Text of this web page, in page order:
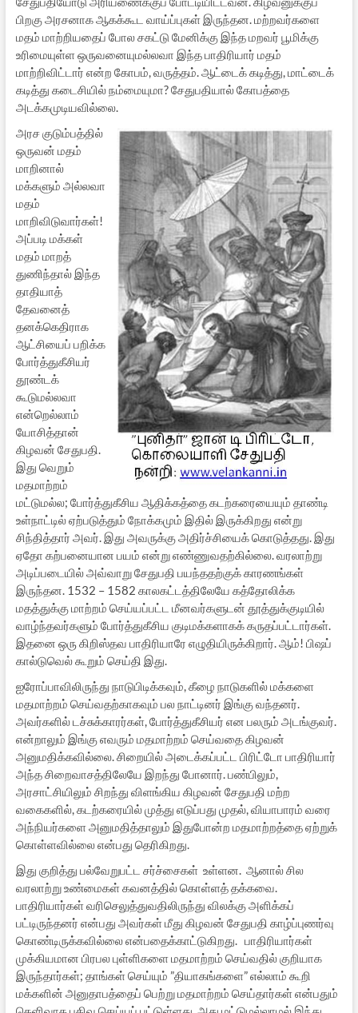
பிறகு அரசனாக ஆகக்கூட வாய்ப்புகள் இருந்தன. மற்றவர்களை
மதம் மாற்றியதைப் போல சகட்டு மேனிக்கு இந்த மறவர் பூமிக்கு
உரிமையுள்ள ஒருவனையுமல்லவா இந்த பாதிரியார் மதம்
மாற்றிவிட்டார் என்ற கோபம், வருத்தம். ஆட்டைக் கடித்து, மாட்டைக்
கடித்து கடைசியில் நம்மையுமா? சேதுபதியால் கோபத்தை
அடக்கமுடியவில்லை.
அரச குடும்பத்தில்
ஒருவன் மதம்
மாறினால்
மக்களும் அல்லவா
மதம்
மாறிவிடுவார்கள்!
அப்படி மக்கள்
மதம் மாறத்
துணிந்தால் இந்த
தாதியாத்
தேவனைத்
தனக்கெதிராக
ஆட்சியைப் பறிக்க
போர்த்துகீசியர்
தூண்டக்
கூடுமல்லவா
என்றெல்லாம்
யோசித்தான்
கிழவன் சேதுபதி.
இது வெறும்
மதமாற்றம்
மட்டுமல்ல; போர்த்துகீசிய ஆதிக்கத்தை கடற்கரையையும் தாண்டி
உள்நாட்டில் ஏற்படுத்தும் நோக்கமும் இதில் இருக்கிறது என்று
சிந்தித்தார் அவர். இது அவருக்கு அதிர்ச்சியைக் கொடுத்தது. இது
ஏதோ கற்பனையான பயம் என்று எண்ணுவதற்கில்லை. வரலாற்று
அடிப்படையில் அவ்வாறு சேதுபதி பயந்ததற்குக் காரணங்கள்
இருந்தன. 1532 – 1582 காலகட்டத்திலேயே கத்தோலிக்க
மதத்துக்கு மாற்றம் செய்யப்பட்ட மீனவர்களுடன் தூத்துக்குடியில்
வாழ்ந்தவர்களும் போர்த்துகீசிய குடிமக்களாகக் கருதப்பட்டார்கள்.
இதனை ஒரு கிறிஸ்தவ பாதிரியாரே எழுதியிருக்கிறார். ஆம்! பிஷப்
கால்டுவெல் கூறும் செய்தி இது.
ஐரோப்பாவிலிருந்து நாடுபிடிக்கவும், கீழை நாடுகளில் மக்களை
மதமாற்றம் செய்வதற்காகவும் பல நாட்டினர் இங்கு வந்தனர்.
அவர்களில் டச்சுக்காரர்கள், போர்த்துகீசியர் என பலரும் அடங்குவர்.
என்றாலும் இங்கு எவரும் மதமாற்றம் செய்வதை கிழவன்
அனுமதிக்கவில்லை. சிறையில் அடைக்கப்பட்ட பிரிட்டோ பாதிரியார்
அந்த சிறைவாசத்திலேயே இறந்து போனார். பண்பிலும்,
அரசாட்சியிலும் சிறந்து விளங்கிய கிழவன் சேதுபதி மற்ற
வகைகளில், கடற்கரையில் முத்து எடுப்பது முதல், வியாபாரம் வரை
அந்நியர்களை அனுமதித்தாலும் இதுபோன்ற மதமாற்றத்தை ஏற்றுக்
கொள்ளவில்லை என்பது தெரிகிறது.
இது குறித்து பல்வேறுபட்ட சர்ச்சைகள் உள்ளன. ஆனால் சில
வரலாற்று உண்மைகள் கவனத்தில் கொள்ளத் தக்கவை.
பாதிரியார்கள் வரிசெலுத்துவதிலிருந்து விலக்கு அளிக்கப்
பட்டிருந்தனர் என்பது அவர்கள் மீது கிழவன் சேதுபதி காழ்ப்புணர்வு
கொண்டிருக்கவில்லை என்பதைக்காட்டுகிறது. பாதிரியார்கள்
முக்கியமான பிரபல புள்ளிகளை மதமாற்றம் செய்வதில் குறியாக
இருந்தார்கள்; தாங்கள் செய்யும் ”தியாகங்களை” எல்லாம் கூறி
மக்களின் அனுதாபத்தைப் பெற்று மதமாற்றம் செய்தார்கள் என்பதும்